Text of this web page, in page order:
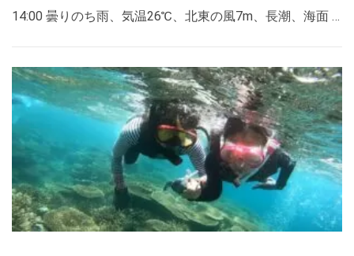
14:00 曇りのち雨、気温26℃、北東の風7m、長潮、海面 …